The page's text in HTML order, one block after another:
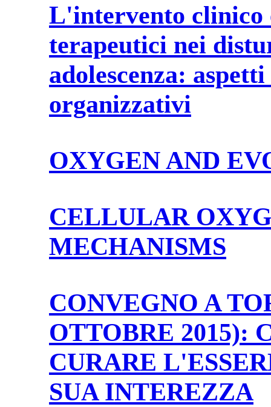
L'intervento clinico
terapeutici nei
adolescenza:
organizzativi
OXYGEN AND
CELLULAR
MECHANISMS
CONVEGNO A
OTTOBRE 2015):
CURARE
SUA INTEREZZA